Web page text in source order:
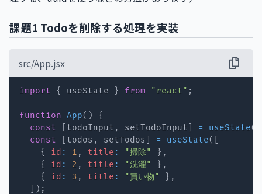
課題1 Todoを削除する処理を実装
src/App.jsx
import { useState } from "react" ;
function App( )
{
const
todoInput , setTodoInput = useState(
const
todos , setTodos = useState(
{
id : 1 , title : "掃除" } ,
{
id : 2 , title : "洗濯" } ,
{
id : 3 , title : "買い物" } ,
) ;